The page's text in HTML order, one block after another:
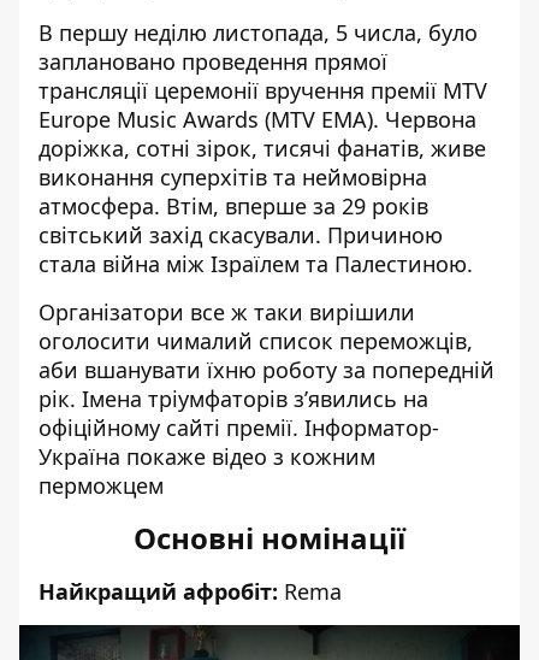
В першу неділю листопада, 5 числа, було
заплановано проведення прямої
трансляції церемонії вручення премії MTV
Europe Music Awards (MTV EMA). Червона
доріжка, сотні зірок, тисячі фанатів, живе
виконання суперхітів та неймовірна
атмосфера. Втім, вперше за 29 років
світський захід скасували. Причиною
стала війна між Ізраїлем та Палестиною.
Організатори все ж таки вирішили
оголосити чималий список переможців,
аби вшанувати їхню роботу за попередній
рік. Імена тріумфаторів з’явились на
офіційному сайті премії. Інформатор-
Україна покаже відео з кожним
перможцем
Основні номінації
Найкращий афробіт: Rema